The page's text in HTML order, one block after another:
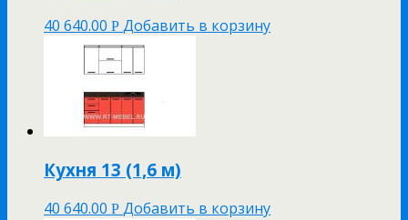
40 640.00 Р Добавить в корзину
Кухня 13 (1,6 м)
40 640.00 Р Добавить в корзину